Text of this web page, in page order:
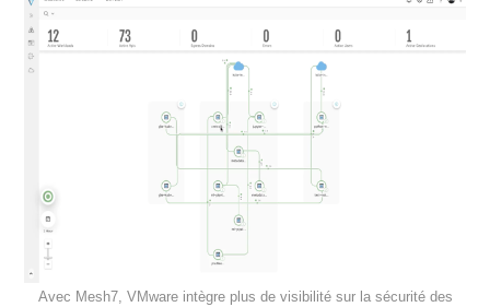
Avec Mesh7, VMware intègre plus de visibilité sur la sécurité des